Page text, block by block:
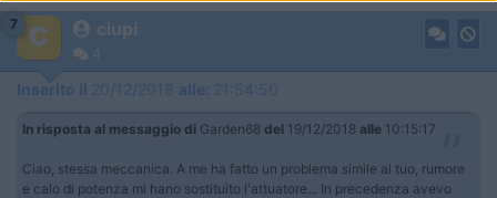
7 ciupi
4
Inserito il 20/12/2018 alle: 21:54:50
In risposta al messaggio di Garden68 del 19/12/2018 alle 10:15:17
Ciao, stessa meccanica. A me ha fatto un problema simile al tuo, rumore
e calo di potenza mi hano sostituito l'attuatore... In precedenza avevo